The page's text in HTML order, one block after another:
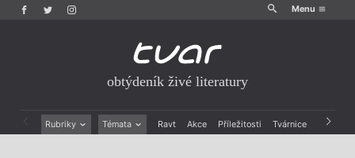
Menu
obtýdeník živé literatury
Rubriky Témata Ravt Akce Příležitosti Tvárnice Archiv